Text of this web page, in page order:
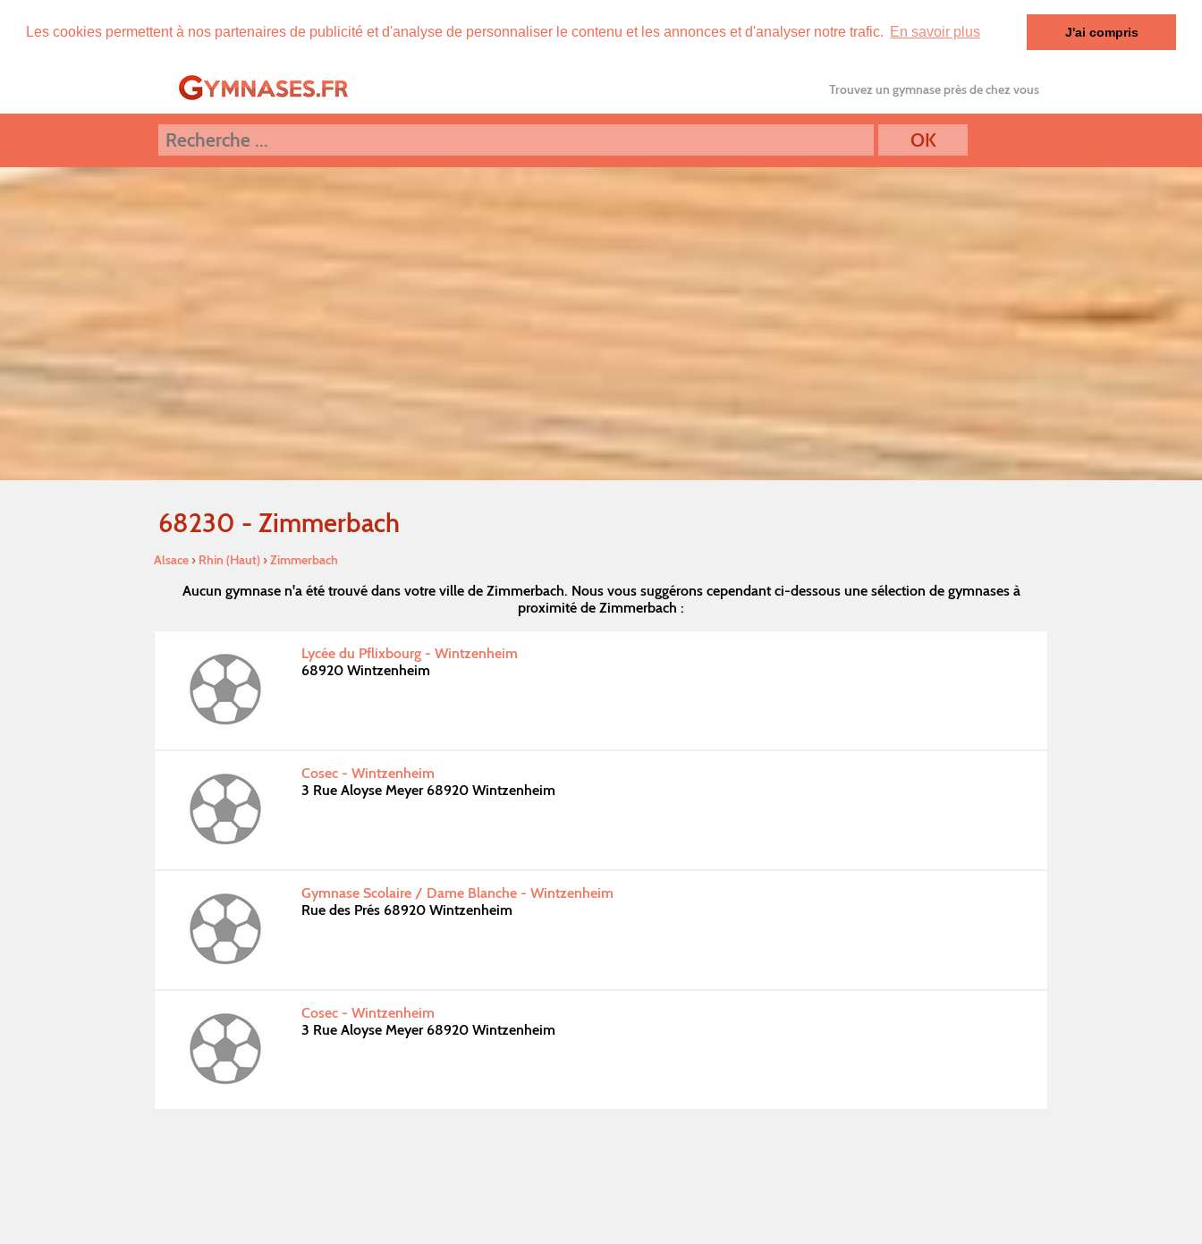
Les cookies permettent à nos partenaires de publicité et d'analyse de personnaliser le contenu et les annonces et d'analyser notre trafic. En savoir plus J'ai compris
Trouvez un gymnase près de chez vous
68230 - Zimmerbach
Alsace› Rhin (Haut)›Zimmerbach
Aucun gymnase n'a été trouvé dans votre ville de Zimmerbach. Nous vous suggérons cependant ci-dessous une sélection de gymnases à
proximité de Zimmerbach :
Lycée du Pflixbourg - Wintzenheim
68920 Wintzenheim
Cosec - Wintzenheim
3 Rue Aloyse Meyer 68920 Wintzenheim
Gymnase Scolaire / Dame Blanche - Wintzenheim
Rue des Prés 68920 Wintzenheim
Cosec - Wintzenheim
3 Rue Aloyse Meyer 68920 Wintzenheim